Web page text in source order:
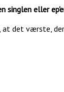
singlen eller
det værste,